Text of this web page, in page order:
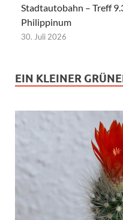
Stadtautobahn – Treff
Philippinum
30. Juli 2026
EIN KLEINER